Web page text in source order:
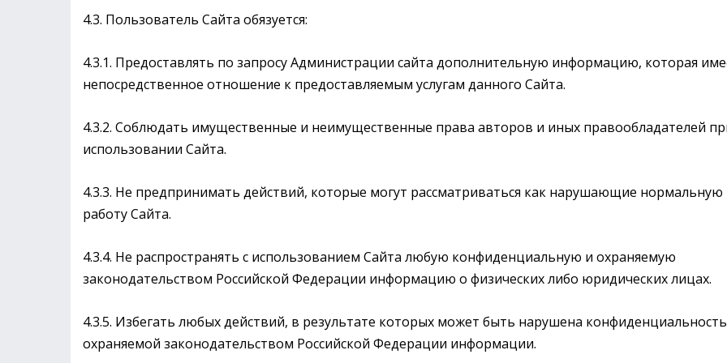
4.3. Пользователь Сайта обязуется:
4.3.1. Предоставлять по запросу Администрации сайта дополнительную информацию, которая
непосредственное отношение к предоставляемым услугам данного Сайта.
4.3.2. Соблюдать имущественные и неимущественные права авторов и иных правообладателей
использовании Сайта.
4.3.3. Не предпринимать действий, которые могут рассматриваться как нарушающие нормальную
работу Сайта.
4.3.4. Не распространять с использованием Сайта любую конфиденциальную и охраняемую
законодательством Российской Федерации информацию о физических либо юридических лицах.
4.3.5. Избегать любых действий, в результате которых может быть нарушена конфиденциальность
охраняемой законодательством Российской Федерации информации.